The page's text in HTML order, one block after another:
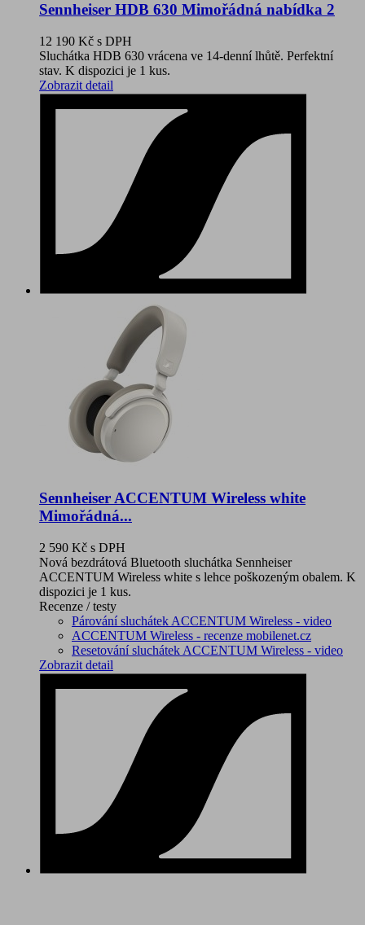
Sennheiser HDB 630 Mimořádná nabídka 2
12 190 Kč s DPH
Sluchátka HDB 630 vrácena ve 14-denní lhůtě. Perfektní
stav. K dispozici je 1 kus.
Zobrazit detail
Sennheiser ACCENTUM Wireless white
Mimořádná...
2 590 Kč s DPH
Nová bezdrátová Bluetooth sluchátka Sennheiser
ACCENTUM Wireless white s lehce poškozeným obalem. K
dispozici je 1 kus.
Recenze / testy
Párování sluchátek ACCENTUM Wireless - video
ACCENTUM Wireless - recenze mobilenet.cz
Resetování sluchátek ACCENTUM Wireless - video
Zobrazit detail